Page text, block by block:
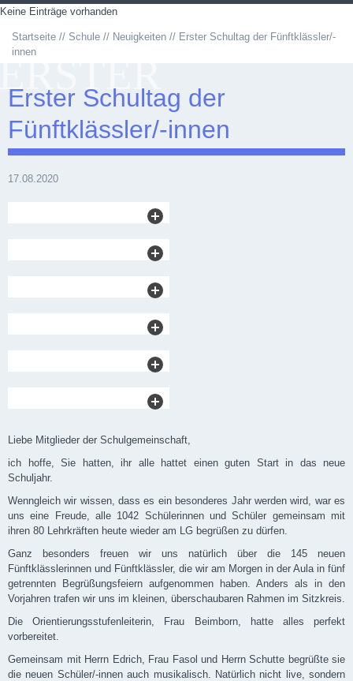
Keine Einträge vorhanden
DER
Startseite Schule Neuigkeiten
Erster Schultag der Fünftklässler/-
innen
Erster Schultag der
Fünftklässler/-innen
17.08.2020
Liebe Mitglieder der Schulgemeinschaft,
ich hoffe, Sie hatten, ihr alle hattet einen guten Start in das neue
Schuljahr.
Wenngleich wir wissen, dass es ein besonderes Jahr werden wird, war es
uns eine Freude, alle 1042 Schülerinnen und Schüler gemeinsam mit
ihren 80 Lehrkräften heute wieder am LG begrüßen zu dürfen.
Ganz besonders freuen wir uns natürlich über die 145 neuen
Fünftklässlerinnen und Fünftklässler, die wir am Morgen in der Aula in fünf
getrennten Begrüßungsfeiern aufgenommen haben. Anders als in den
Vorjahren trafen wir uns im kleinen, überschaubaren Rahmen im Sitzkreis.
Die Orientierungsstufenleiterin, Frau Beimborn, hatte alles perfekt
vorbereitet.
Gemeinsam mit Herrn Edrich, Frau Fasol und Herrn Schutte begrüßte sie
die neuen Schüler/-innen auch musikalisch. Natürlich nicht live, sondern